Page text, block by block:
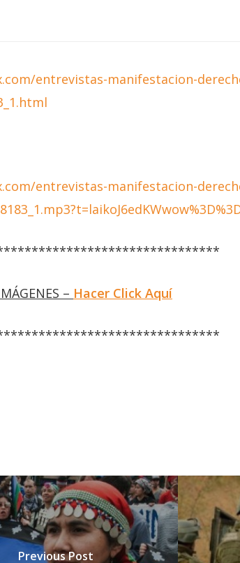
entrevistas-manifestacion-
entrevistas-manifestacion-
– Hacer Click Aquí
Previous Post